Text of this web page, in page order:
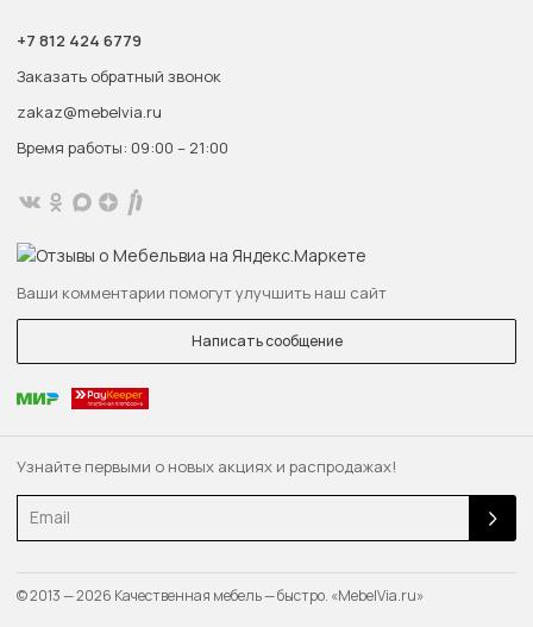
Узнайте первыми о новых акциях и распродажах!
Email
+7 812 424 6779
Заказать обратный звонок
zakaz@mebelvia.ru
Время работы: 09:00 – 21:00
Ваши комментарии помогут улучшить наш сайт
Написать сообщение
© 2013 — 2026 Качественная мебель — быстро. «MebelVia.ru»